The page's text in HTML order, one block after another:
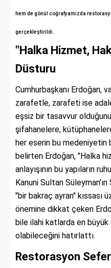
hem de gönül coğrafyamızda
gerçekleştirildi.
"Halka Hizmet,
Düsturu
Cumhurbaşkanı Erdoğan,
zarafetle, zarafeti ise
eşsiz bir tasavvur
şifahanelere,
her eserin bu medeniyetin
belirten Erdoğan, "Halka
anlayışının bu yapıların
Kanuni Sultan
"bir bakraç ayran" kıssası
önemine dikkat çeken
bile ilahi katlarda en
olabileceğini hatırlattı.
Restorasyon